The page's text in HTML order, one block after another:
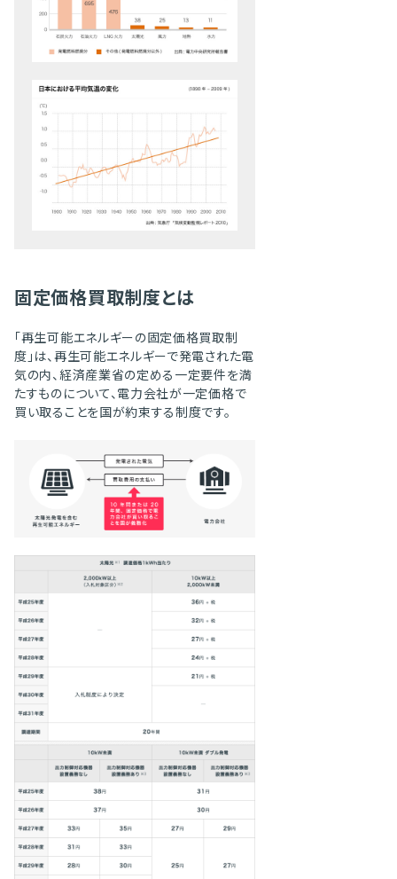
固定価格買取制度とは
「再生可能エネルギーの固定価格買取制
度」は、再生可能エネルギーで発電された電
気の内、経済産業省の定める一定要件を満
たすものについて、電力会社が一定価格で
買い取ることを国が約束する制度です。